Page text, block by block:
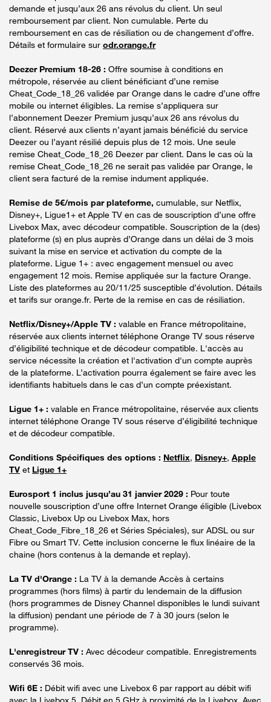
demande et jusqu’aux 26 ans révolus du client. Un seul
remboursement par client. Non cumulable. Perte du
remboursement en cas de résiliation ou de changement d’offre.
Détails et formulaire sur odr.orange.fr
Deezer Premium 18-26 : Offre soumise à conditions en
métropole, réservée au client bénéficiant d’une remise
Cheat_Code_18_26 validée par Orange dans le cadre d’une offre
mobile ou internet éligibles. La remise s’appliquera sur
l’abonnement Deezer Premium jusqu’aux 26 ans révolus du
client. Réservé aux clients n’ayant jamais bénéficié du service
Deezer ou l’ayant résilié depuis plus de 12 mois. Une seule
remise Cheat_Code_18_26 Deezer par client. Dans le cas où la
remise Cheat_Code_18_26 ne serait pas validée par Orange, le
client sera facturé de la remise indument appliquée.
Remise de 5€/mois par plateforme, cumulable, sur Netflix,
Disney+, Ligue1+ et Apple TV en cas de souscription d’une offre
Livebox Max, avec décodeur compatible. Souscription de la (des)
plateforme (s) en plus auprès d’Orange dans un délai de 3 mois
suivant la mise en service et activation du compte de la
plateforme. Ligue 1+ : avec engagement mensuel ou avec
engagement 12 mois. Remise appliquée sur la facture Orange.
Liste des plateformes au 20/11/25 susceptible d’évolution. Détails
et tarifs sur orange.fr. Perte de la remise en cas de résiliation.
Netflix/Disney+/Apple TV : valable en France métropolitaine,
réservée aux clients internet téléphone Orange TV sous réserve
d’éligibilité technique et de décodeur compatible. L'accès au
service nécessite la création et l'activation d'un compte auprès
de la plateforme. L’activation pourra également se faire avec les
identifiants habituels dans le cas d’un compte préexistant.
Ligue 1+ : valable en France métropolitaine, réservée aux clients
internet téléphone Orange TV sous réserve d’éligibilité technique
et de décodeur compatible.
Conditions Spécifiques des options : Netflix, Disney+, Apple
TV et Ligue 1+
Eurosport 1 inclus jusqu’au 31 janvier 2029 : Pour toute
nouvelle souscription d’une offre Internet Orange éligible (Livebox
Classic, Livebox Up ou Livebox Max, hors
Cheat_Code_Fibre_18_26 et Séries Spéciales), sur ADSL ou sur
Fibre ou Smart TV. Cette inclusion concerne le flux linéaire de la
chaine (hors contenus à la demande et replay).
La TV d'Orange : La TV à la demande Accès à certains
programmes (hors films) à partir du lendemain de la diffusion
(hors programmes de Disney Channel disponibles le lundi suivant
la diffusion) pendant une période de 7 à 30 jours (selon le
programme).
L'enregistreur TV : Avec décodeur compatible. Enregistrements
conservés 36 mois.
Wifi 6E : Débit wifi avec une Livebox 6 par rapport au débit wifi
avec la Livebox 5. Débit en 5 GHz à proximité de la Livebox. Avec